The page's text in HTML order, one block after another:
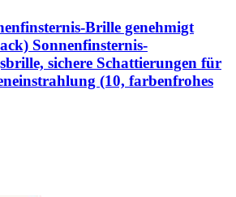
Brille genehmigt
Sonnenfinsternis-
sichere Schattierungen für
(10, farbenfrohes